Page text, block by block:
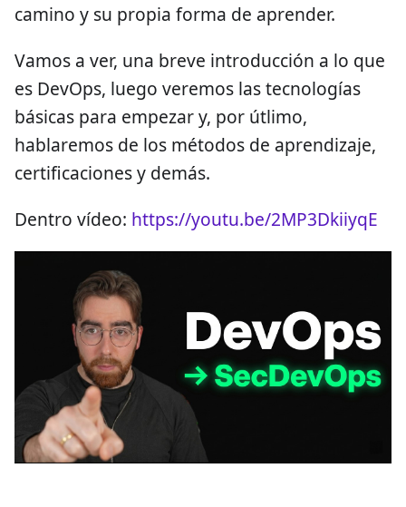
camino y su propia forma de aprender.
Vamos a ver, una breve introducción a lo que
es DevOps, luego veremos las tecnologías
básicas para empezar y, por útlimo,
hablaremos de los métodos de aprendizaje,
certificaciones y demás.
Dentro vídeo: https://youtu.be/2MP3DkiiyqE